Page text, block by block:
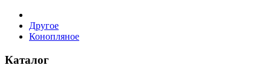
Другое
Конопляное
Каталог